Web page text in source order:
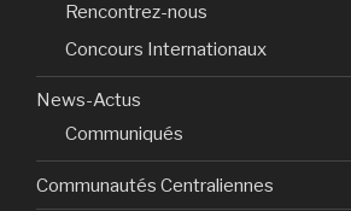
Rencontrez-nous
Concours Internationaux
News-Actus
Communiqués
Communautés Centraliennes